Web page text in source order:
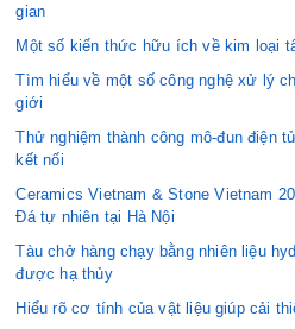
gian
Một số kiến thức hữu ích về kim loại
Tìm hiểu về một số công nghệ xử lý
giới
Thử nghiệm thành công mô-đun điện
kết nối
Ceramics Vietnam & Stone Vietnam
Đá tự nhiên tại Hà Nội
Tàu chở hàng chạy bằng nhiên liệu
được hạ thủy
Hiểu rõ cơ tính của vật liệu giúp cải